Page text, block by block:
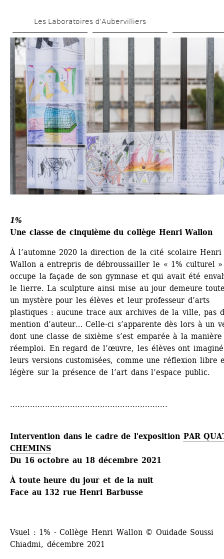
au
contenu
principal
Les Laboratoires d’Aubervilliers
1%
Une classe de cinquième du collège Henri Wallon
À l’automne 2020 la direction de la cité scolaire Henri
Wallon a entrepris de débroussailler le « 1% ­culturel
occupe la façade de son gymnase et qui avait été
le lierre. La sculpture ainsi mise au jour demeure
un mystère pour les élèves et leur professeur d’arts
plastiques : aucune trace aux archives de la ville, pas
mention d’auteur… Celle-ci s’apparente dès lors à un
dont une classe de sixième s’est emparée à la manière
réemploi. En regard de l’œuvre, les élèves ont imaginé
leurs versions ­customisées, comme une réflexion libre
légère sur la présence de l’art dans l’espace public.
...............................................................
Intervention dans le cadre de l'exposition PAR
CHEMINS
Du 16 octobre au 18 décembre 2021
À toute heure du jour et de la nuit
Face au 132 rue Henri Barbusse
Vsuel : 1% - Collège Henri Wallon © Ouidade Soussi
Chiadmi, décembre 2021